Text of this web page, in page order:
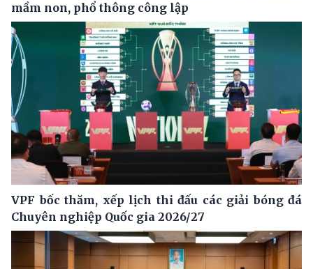
mầm non, phổ thông công lập
VPF bốc thăm, xếp lịch thi đấu các giải bóng đá
Chuyên nghiệp Quốc gia 2026/27